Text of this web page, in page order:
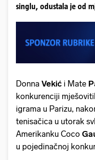
singlu, odustala je od
Donna Vekić i Mate
konkurenciji
igrama u Parizu,
tenisačica u utorak
Amerikanku Coco
u pojedinačnoj